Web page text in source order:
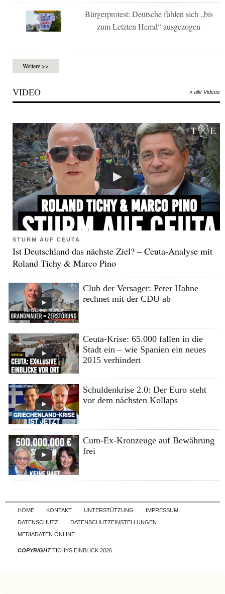
Bürgerprotest: Deutsche fühlen sich „bis
zum Letzten Hemd“ ausgezogen
Weitere >>
VIDEO » alle Videos
STURM AUF CEUTA
Ist Deutschland das nächste Ziel? – Ceuta-Analyse mit
Roland Tichy & Marco Pino
Club der Versager: Peter Hahne
rechnet mit der CDU ab
Ceuta-Krise: 65.000 fallen in die
Stadt ein – wie Spanien ein neues
2015 verhindert
Schuldenkrise 2.0: Der Euro steht
vor dem nächsten Kollaps
Cum-Ex-Kronzeuge auf Bewährung
frei
Skip to content
HOME KONTAKT UNTERSTÜTZUNG
IMPRESSUM
DATENSCHUTZ
DATENSCHUTZEINSTELLUNGEN
MEDIADATEN ONLINE
COPYRIGHTTICHYS EINBLICK 2026